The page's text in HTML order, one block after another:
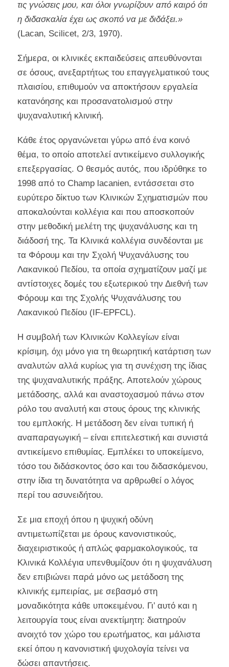
τις γνώσεις μου, και όλοι γνωρίζουν από καιρό ότι
η διδασκαλία έχει ως σκοπό να με διδάξει.»
(Lacan, Scilicet, 2/3, 1970).
Σήμερα, οι κλινικές εκπαιδεύσεις απευθύνονται
σε όσους, ανεξαρτήτως του επαγγελματικού τους
πλαισίου, επιθυμούν να αποκτήσουν εργαλεία
κατανόησης και προσανατολισμού στην
ψυχαναλυτική κλινική.
Κάθε έτος οργανώνεται γύρω από ένα κοινό
θέμα, το οποίο αποτελεί αντικείμενο συλλογικής
επεξεργασίας. Ο θεσμός αυτός, που ιδρύθηκε το
1998 από το Champ lacanien, εντάσσεται στο
ευρύτερο δίκτυο των Κλινικών Σχηματισμών που
αποκαλούνται κολλέγια και που αποσκοπούν
στην μεθοδική μελέτη της ψυχανάλυσης και τη
διάδοσή της. Τα Κλινικά κολλέγια συνδέονται με
τα Φόρουμ και την Σχολή Ψυχανάλυσης του
Λακανικού Πεδίου, τα οποία σχηματίζουν μαζί με
αντίστοιχες δομές του εξωτερικού την Διεθνή των
Φόρουμ και της Σχολής Ψυχανάλυσης του
Λακανικού Πεδίου (IF-EPFCL).
Η συμβολή των Κλινικών Κολλεγίων είναι
κρίσιμη, όχι μόνο για τη θεωρητική κατάρτιση των
αναλυτών αλλά κυρίως για τη συνέχιση της ίδιας
της ψυχαναλυτικής πράξης. Αποτελούν χώρους
μετάδοσης, αλλά και αναστοχασμού πάνω στον
ρόλο του αναλυτή και στους όρους της κλινικής
του εμπλοκής. Η μετάδοση δεν είναι τυπική ή
αναπαραγωγική – είναι επιτελεστική και συνιστά
αντικείμενο επιθυμίας. Εμπλέκει το υποκείμενο,
τόσο του διδάσκοντος όσο και του διδασκόμενου,
στην ίδια τη δυνατότητα να αρθρωθεί ο λόγος
περί του ασυνειδήτου.
Σε μια εποχή όπου η ψυχική οδύνη
αντιμετωπίζεται με όρους κανονιστικούς,
διαχειριστικούς ή απλώς φαρμακολογικούς, τα
Κλινικά Κολλέγια υπενθυμίζουν ότι η ψυχανάλυση
δεν επιβιώνει παρά μόνο ως μετάδοση της
κλινικής εμπειρίας, με σεβασμό στη
μοναδικότητα κάθε υποκειμένου. Γι’ αυτό και η
λειτουργία τους είναι ανεκτίμητη: διατηρούν
ανοιχτό τον χώρο του ερωτήματος, και μάλιστα
εκεί όπου η κανονιστική ψυχολογία τείνει να
δώσει απαντήσεις.